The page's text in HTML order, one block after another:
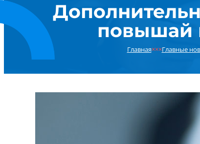
повышай
Главная×××Главные